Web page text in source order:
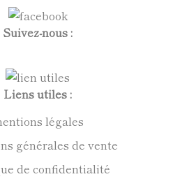
Suivez-nous :
Liens utiles :
légales
générales de vente
de confidentialité